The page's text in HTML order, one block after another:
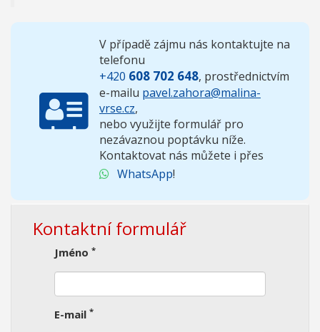
V případě zájmu nás kontaktujte na
telefonu
+420 608 702 648, prostřednictvím
e-mailu pavel.zahora@malina-
vrse.cz,
nebo využijte formulář pro
nezávaznou poptávku níže.
Kontaktovat nás můžete i přes
WhatsApp!
Kontaktní formulář
Jméno *
E-mail *